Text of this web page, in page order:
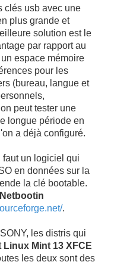
clés usb avec une
plus grande et
solution est le
par rapport au
espace mémoire
pour les
(bureau, langue et
peut tester une
longue période en
a déjà configuré.
faut un logiciel qui
en données sur la
la clé bootable.
.
les distris qui
Linux Mint 13 XFCE
les deux sont des